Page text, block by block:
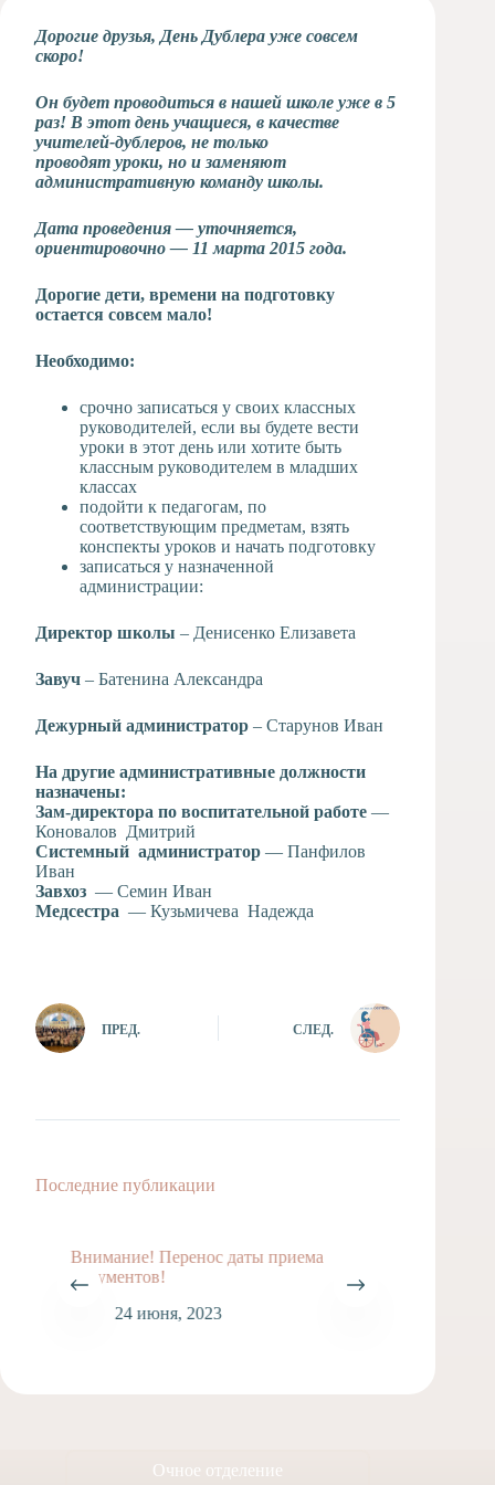
студия
отделение
Психологическая
Служба
Тьюторская
служба
Дорогие друзья, День Дублера уже совсем
скоро!
Он будет проводиться в нашей школе уже в 5
раз! В этот день учащиеся, в качестве
учителей-дублеров, не только
проводят уроки, но и заменяют
административную команду школы.
Дата проведения — уточняется,
ориентировочно — 11 марта 2015 года.
Дорогие дети, времени на подготовку
остается совсем мало!
Необходимо:
срочно записаться у своих классных
руководителей, если вы будете вести
уроки в этот день или хотите быть
классным руководителем в младших
классах
подойти к педагогам, по
соответствующим предметам, взять
конспекты уроков и начать подготовку
записаться у назначенной
администрации:
Директор школы – Денисенко Елизавета
Завуч – Батенина Александра
Дежурный администратор – Старунов Иван
На другие административные должности
назначены:
Зам-директора по воспитательной работе —
Коновалов Дмитрий
Системный администратор — Панфилов
Иван
Завхоз — Семин Иван
Медсестра — Кузьмичева Надежда
ПРЕД. СЛЕД.
Последние публикации
Внимание! Перенос даты приема
документов!
24 июня, 2023
Очное отделение